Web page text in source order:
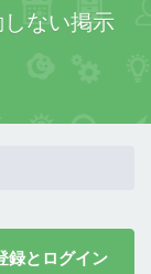
ない掲示
録とログイン